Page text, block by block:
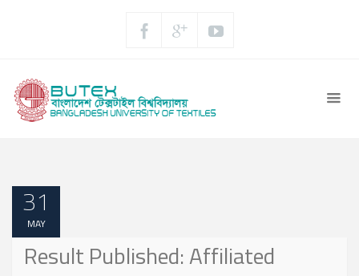
31
MAY
Result Published: Affiliated